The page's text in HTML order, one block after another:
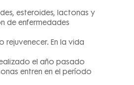
esteroides, lactonas y
de enfermedades
rejuvenecer. En la vida
el año pasado
entren en el período